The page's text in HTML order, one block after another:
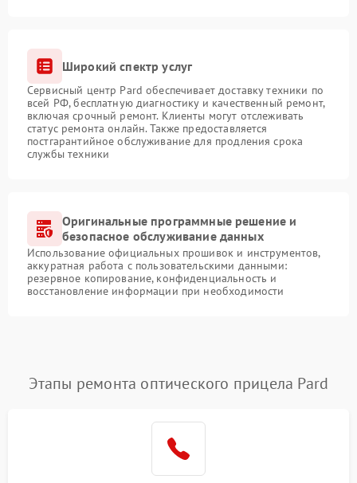
Широкий спектр услуг
Сервисный центр Pard обеспечивает доставку техники по
всей РФ, бесплатную диагностику и качественный ремонт,
включая срочный ремонт. Клиенты могут отслеживать
статус ремонта онлайн. Также предоставляется
постгарантийное обслуживание для продления срока
службы техники
Оригинальные программные решение и
безопасное обслуживание данных
Использование официальных прошивок и инструментов,
аккуратная работа с пользовательскими данными:
резервное копирование, конфиденциальность и
восстановление информации при необходимости
Этапы ремонта оптического прицела Pard